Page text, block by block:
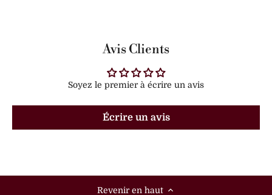
Avis Clients
Soyez le premier à écrire un avis
Écrire un avis
Revenir en haut